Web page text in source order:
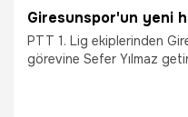
Giresunspor'un yeni
PTT 1. Lig ekiplerinden
görevine Sefer Yılmaz